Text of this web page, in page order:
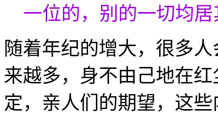
一位的，别的一切均
随着年纪的增大，很多
来越多，身不由己地在
定，亲人们的期望，这